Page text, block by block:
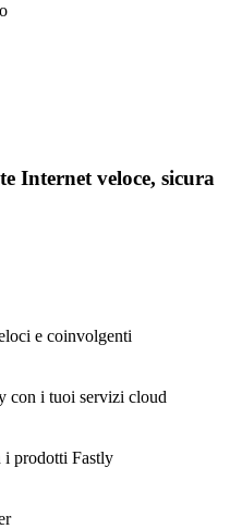
Internet veloce, sicura
e coinvolgenti
con i tuoi servizi cloud
i prodotti Fastly